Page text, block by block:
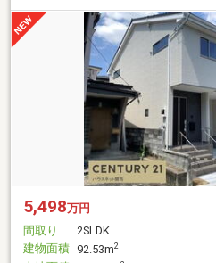
5,498万円
間取り
2SLDK
建物面積 92.53m2